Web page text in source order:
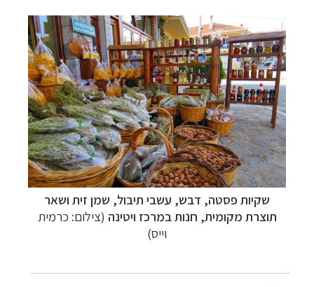
שקיות פסטה, דבש, עשבי תיבול, שמן זית ושאר
תוצרת מקומית, חנות במרכז ויטינה (צילום: כרמית
וייס)